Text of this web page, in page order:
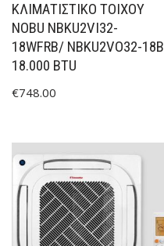
ΚΛΙΜΑΤΙΣΤΙΚΟ ΤΟΙΧΟΥ
NOBU NBKU2VI32-
18WFRB/ NBKU2VO32-18B
18.000 BTU
€748.00